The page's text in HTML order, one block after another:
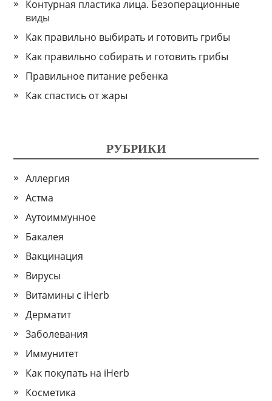
Контурная пластика лица. Безоперационные
виды
Как правильно выбирать и готовить грибы
Как правильно собирать и готовить грибы
Правильное питание ребенка
Как спастись от жары
РУБРИКИ
Аллергия
Астма
Аутоиммунное
Бакалея
Вакцинация
Вирусы
Витамины с iHerb
Дерматит
Заболевания
Иммунитет
Как покупать на iHerb
Косметика